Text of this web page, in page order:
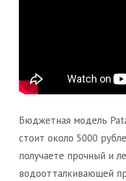
Бюджетная модель
стоит около 5000
получаете прочный и
водоотталкивающей